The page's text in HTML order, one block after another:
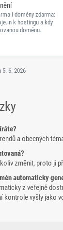
i domény zdarma:
k hostingu a kdy
doménu.
5. 6. 2026
a obecných
změnit, proto ji
automaticky
z veřejně
kontrole vyšly jako